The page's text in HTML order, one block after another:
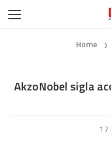
Home ❯
AkzoNobel sigla
17